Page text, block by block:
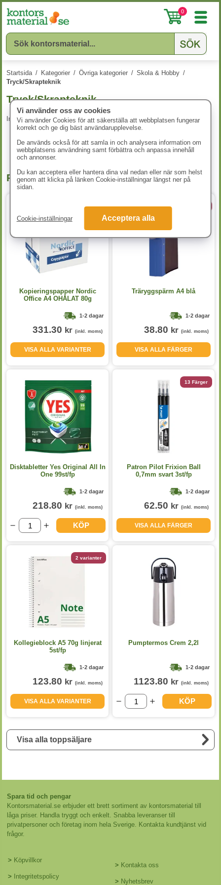
0
Startsida / Kategorier / Övriga kategorier / Skola & Hobby /
Tryck/Skrapteknik
Tryck/Skrapteknik
Inga produkter att visa.
Populära produkter
A4 80g
Kopieringspapper Nordic
Office A4 OHÅLAT 80g
1-2 dagar
331.30 kr (inkl. moms)
VISA ALLA VARIANTER
Träryggspärm A4 blå
1-2 dagar
38.80 kr (inkl. moms)
VISA ALLA FÄRGER
Disktabletter Yes Original All In
One 99st/fp
1-2 dagar
218.80 kr (inkl. moms)
KÖP
13 Färger
Patron Pilot Frixion Ball
0,7mm svart 3st/fp
1-2 dagar
62.50 kr (inkl. moms)
VISA ALLA FÄRGER
2 varianter
Kollegieblock A5 70g linjerat
5st/fp
1-2 dagar
123.80 kr (inkl. moms)
VISA ALLA VARIANTER
Pumptermos Crem 2,2l
1-2 dagar
1123.80 kr (inkl. moms)
KÖP
Visa alla toppsäljare
Spara tid och pengar
Kontorsmaterial.se erbjuder ett brett sortiment av kontorsmaterial till
låga priser. Handla tryggt och enkelt. Snabba leveranser till
privatpersoner och företag inom hela Sverige. Kontakta kundtjänst vid
frågor.
> Köpvillkor
> Integritetspolicy
> Kontakta oss
> Nyhetsbrev
Vi använder oss av cookies
Vi använder Cookies för att säkerställa att webbplatsen fungerar
korrekt och ge dig bäst användarupplevelse.
De används också för att samla in och analysera information om
webbplatsens användning samt förbättra och anpassa innehåll
och annonser.
Du kan acceptera eller hantera dina val nedan eller när som helst
genom att klicka på länken Cookie-inställningar längst ner på
sidan.
Cookie-inställningar Acceptera alla